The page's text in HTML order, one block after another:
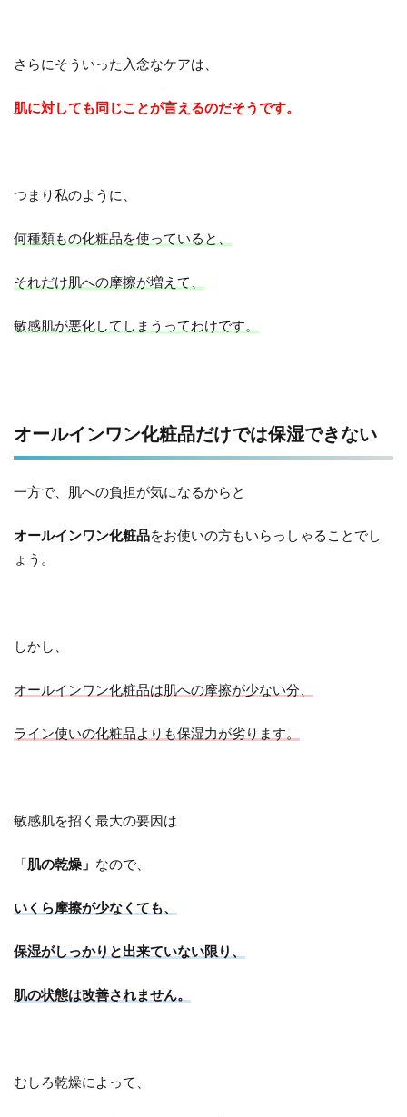
さらにそういった入念なケアは、
肌に対しても同じことが言えるのだそうです。
つまり私のように、
何種類もの化粧品を使っていると、
それだけ肌への摩擦が増えて、
敏感肌が悪化してしまうってわけです。
オールインワン化粧品だけでは保湿できない
一方で、肌への負担が気になるからと
オールインワン化粧品をお使いの方もいらっしゃることでし
ょう。
しかし、
オールインワン化粧品は肌への摩擦が少ない分、
ライン使いの化粧品よりも保湿力が劣ります。
敏感肌を招く最大の要因は
「肌の乾燥」 なので、
いくら摩擦が少なくても、
保湿がしっかりと出来ていない限り、
肌の状態は改善されません。
むしろ乾燥によって、